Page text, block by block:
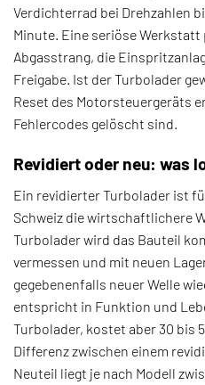
Verdichterrad bei Drehzahlen
Minute. Eine seriöse
Abgasstrang, die
Freigabe. Ist der Turbolader
Reset des Motorsteuergeräts
Fehlercodes gelöscht sind.
Revidiert oder neu: was
Ein revidierter Turbolader ist
Schweiz die wirtschaftlichere
Turbolader wird das Bauteil
vermessen und mit neuen
gegebenenfalls neuer Welle
entspricht in Funktion und
Turbolader, kostet aber 30 bis
Differenz zwischen einem
Neuteil liegt je nach Modell